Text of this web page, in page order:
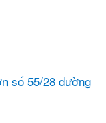
số 55/28 đường